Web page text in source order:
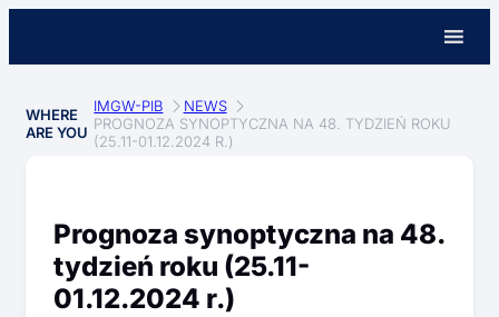
WHERE
ARE YOU
IMGW-PIB
NEWS
PROGNOZA SYNOPTYCZNA NA 48. TYDZIEŃ ROKU
(25.11-01.12.2024 R.)
Prognoza synoptyczna na 48.
tydzień roku (25.11-
01.12.2024 r.)